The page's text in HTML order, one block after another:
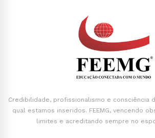
Credibilidade, profissionalismo e consciência
qual estamos inseridos. FEEMG, vencendo
limites e acreditando sempre no